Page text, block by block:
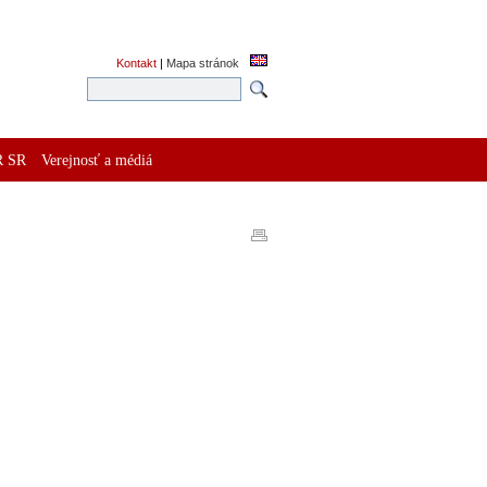
Kontakt | Mapa stránok
SR Verejnosť a médiá